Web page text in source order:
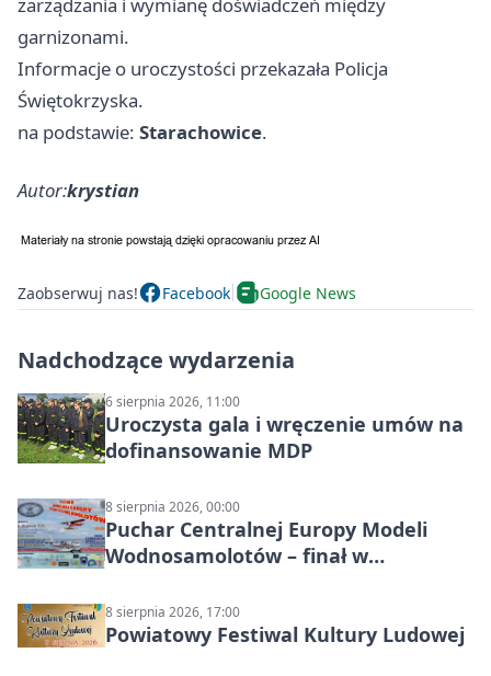
garnizonami.
Informacje o uroczystości przekazała Policja
Świętokrzyska.
na podstawie: Starachowice.
Autor:krystian
Zaobserwuj nas! Facebook Google News
Nadchodzące wydarzenia
6 sierpnia 2026, 11:00
Uroczysta gala i wręczenie umów na
dofinansowanie MDP
8 sierpnia 2026, 00:00
Puchar Centralnej Europy Modeli
Wodnosamolotów – finał w
8 sierpnia 2026, 17:00
Powiatowy Festiwal Kultury Ludowej